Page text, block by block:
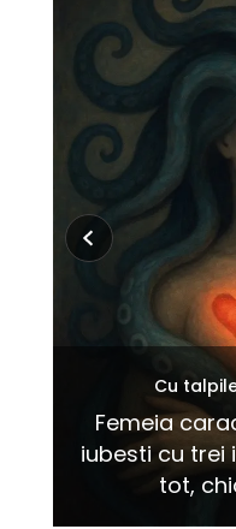
Intre victime